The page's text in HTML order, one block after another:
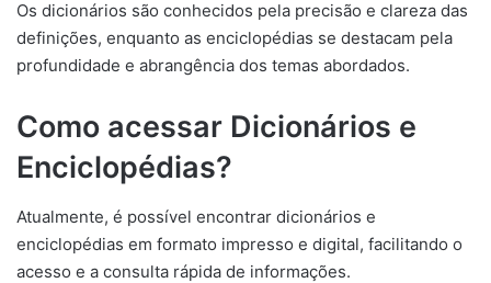
Os dicionários são conhecidos pela precisão e clareza das
definições, enquanto as enciclopédias se destacam pela
profundidade e abrangência dos temas abordados.
Como acessar Dicionários e
Enciclopédias?
Atualmente, é possível encontrar dicionários e
enciclopédias em formato impresso e digital, facilitando o
acesso e a consulta rápida de informações.